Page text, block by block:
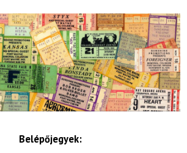
Belépőjegyek: